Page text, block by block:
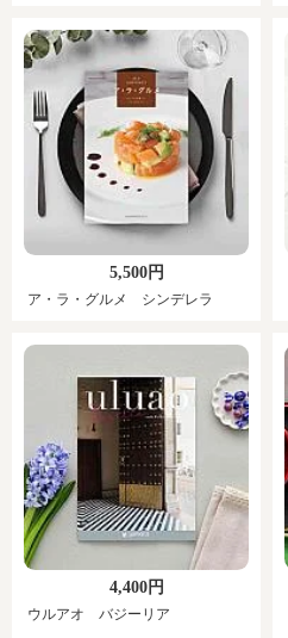
5,500円
ア・ラ・グルメ シンデレラ
4,400円
ウルアオ バジーリア